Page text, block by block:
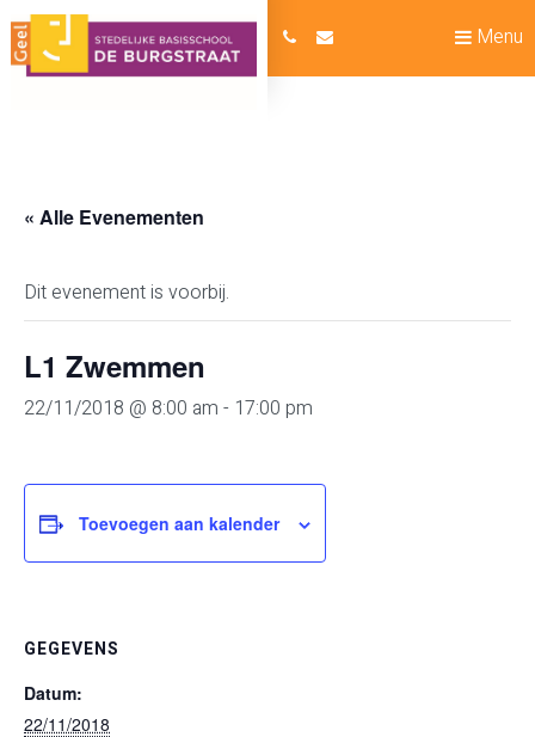
Menu
« Alle Evenementen
Dit evenement is voorbij.
L1 Zwemmen
22/11/2018 @ 8:00 am - 17:00 pm
Toevoegen aan kalender
GEGEVENS
Datum:
22/11/2018